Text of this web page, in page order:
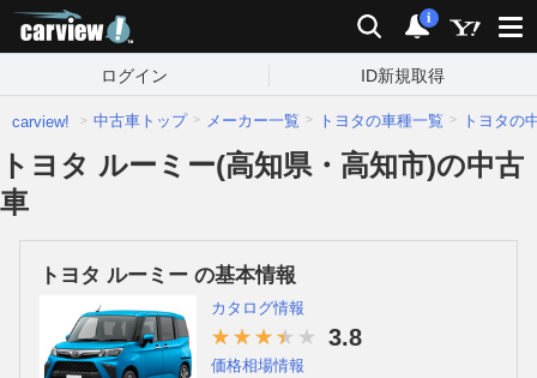
検索 通知
i
ログイン ID新規取得
carview! 中古車トップ メーカー一覧 トヨタの車種一覧 トヨタの
トヨタ ルーミー(高知県・高知市)の中古
車
トヨタ ルーミー の基本情報
カタログ情報
3.8
価格相場情報